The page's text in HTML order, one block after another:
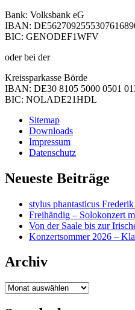
Bank: Volksbank eG
IBAN:
BIC: GENODEF1WFV
oder bei der
Kreissparkasse Börde
IBAN: DE30 8105 5000 0501
BIC: NOLADE21HDL
Sitemap
Downloads
Impressum
Datenschutz
Neueste Beiträge
stylus phantasticus
Freihändig – Solokonzert
Von der Saale bis zur
Konzertsommer 2026 –
Archiv
Archiv